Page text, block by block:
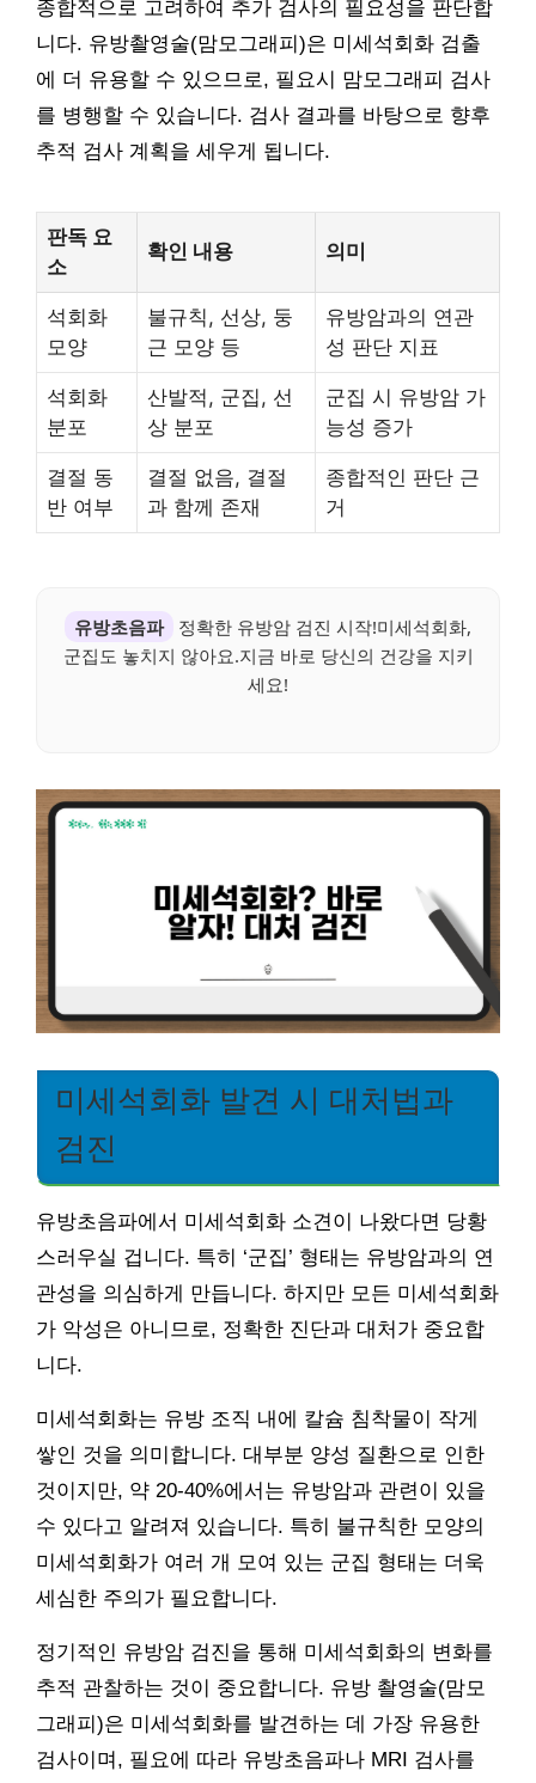
종합적으로 고려하여 추가 검사의 필요성을 판단합
니다. 유방촬영술(맘모그래피)은 미세석회화 검출
에 더 유용할 수 있으므로, 필요시 맘모그래피 검사
를 병행할 수 있습니다. 검사 결과를 바탕으로 향후
추적 검사 계획을 세우게 됩니다.
판독 요
소
확인 내용 의미
석회화
모양
불규칙, 선상, 둥
근 모양 등
유방암과의 연관
성 판단 지표
석회화
분포
산발적, 군집, 선
상 분포
군집 시 유방암 가
능성 증가
결절 동
반 여부
결절 없음, 결절
과 함께 존재
종합적인 판단 근
거
유방초음파
정확한 유방암 검진 시작!미세석회화,
군집도 놓치지 않아요.지금 바로 당신의 건강을 지키
세요!
미세석회화 발견 시 대처법과
검진
유방초음파에서 미세석회화 소견이 나왔다면 당황
스러우실 겁니다. 특히 ‘군집’ 형태는 유방암과의 연
관성을 의심하게 만듭니다. 하지만 모든 미세석회화
가 악성은 아니므로, 정확한 진단과 대처가 중요합
니다.
미세석회화는 유방 조직 내에 칼슘 침착물이 작게
쌓인 것을 의미합니다. 대부분 양성 질환으로 인한
것이지만, 약 20-40%에서는 유방암과 관련이 있을
수 있다고 알려져 있습니다. 특히 불규칙한 모양의
미세석회화가 여러 개 모여 있는 군집 형태는 더욱
세심한 주의가 필요합니다.
정기적인 유방암 검진을 통해 미세석회화의 변화를
추적 관찰하는 것이 중요합니다. 유방 촬영술(맘모
그래피)은 미세석회화를 발견하는 데 가장 유용한
검사이며, 필요에 따라 유방초음파나 MRI 검사를